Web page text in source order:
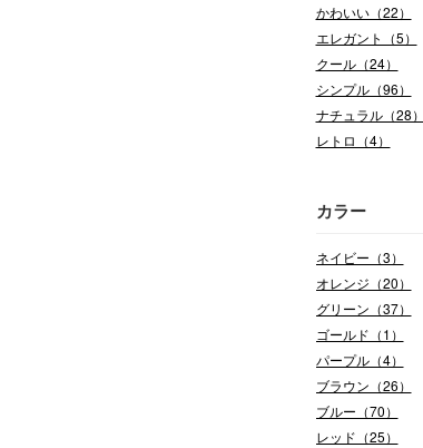
かわいい（22）
エレガント（5）
クール（24）
シンプル（96）
ナチュラル（28）
レトロ（4）
カラー
ネイビー（3）
オレンジ（20）
グリーン（37）
ゴールド（1）
パープル（4）
ブラウン（26）
ブルー（70）
レッド（25）